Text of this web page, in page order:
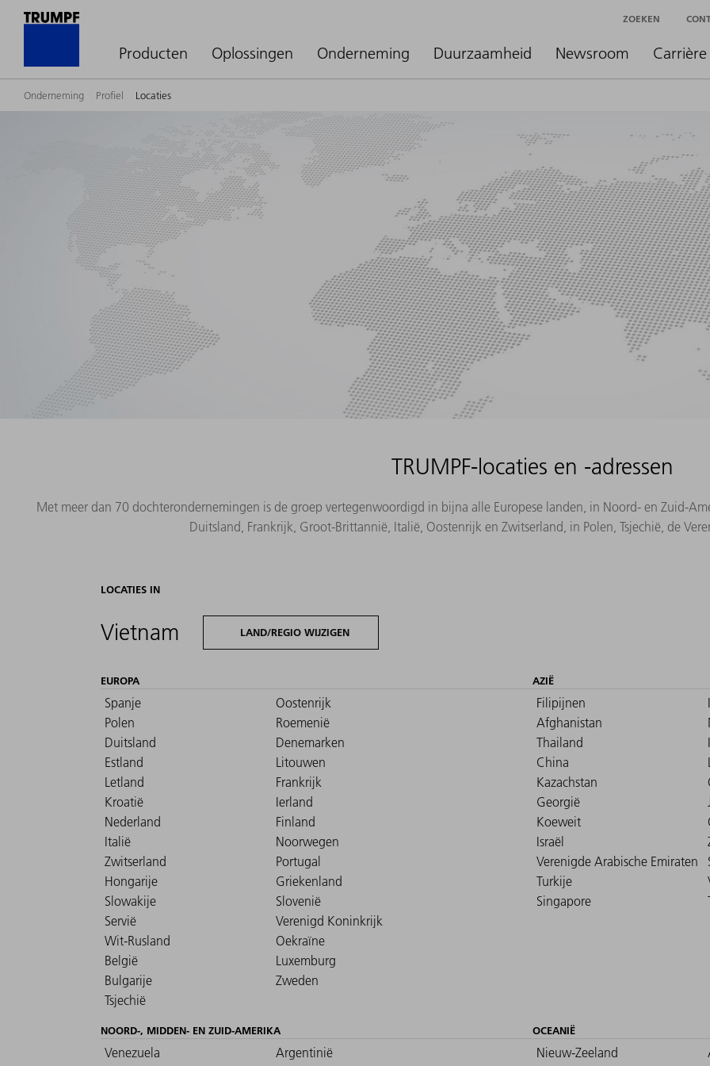
Producten Oplossingen Onderneming Duurzaamheid Newsroom Carrière
ZOEKEN
Onderneming Profiel Locaties
TRUMPF-locaties en -adressen
Met meer dan 70 dochterondernemingen is de groep vertegenwoordigd in bijna alle Europese landen, in Noord- en Zuid-
Duitsland, Frankrijk, Groot-Brittannië, Italië, Oostenrijk en Zwitserland, in Polen, Tsjechië, de
LOCATIES IN
Vietnam LAND/REGIO WIJZIGEN
EUROPA
Spanje
Oostenrijk
Polen
Roemenië
Duitsland
Denemarken
Estland
Litouwen
Letland
Frankrijk
Kroatië
Ierland
Nederland
Finland
Italië
Noorwegen
Zwitserland
Portugal
Hongarije
Griekenland
Slowakije
Slovenië
Servië
Verenigd Koninkrijk
Wit-Rusland
Oekraïne
België
Luxemburg
Bulgarije
Zweden
Tsjechië
AZIË
Filipijnen
Afghanistan
Thailand
China
Kazachstan
Georgië
Koeweit
Israël
Verenigde Arabische Emiraten
Turkije
Singapore
NOORD-, MIDDEN- EN ZUID-AMERIKA
Venezuela
Argentinië
OCEANIË
Nieuw-Zeeland